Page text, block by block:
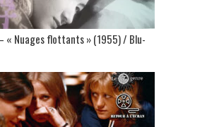
« Nuages flottants » (1955) / Blu-